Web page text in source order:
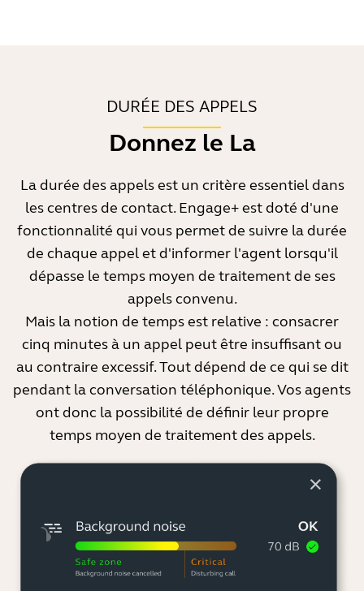
DURÉE DES APPELS
Donnez le La
La durée des appels est un critère essentiel dans
les centres de contact. Engage+ est doté d'une
fonctionnalité qui vous permet de suivre la durée
de chaque appel et d'informer l'agent lorsqu'il
dépasse le temps moyen de traitement de ses
appels convenu.
Mais la notion de temps est relative : consacrer
cinq minutes à un appel peut être insuffisant ou
au contraire excessif. Tout dépend de ce qui se dit
pendant la conversation téléphonique. Vos agents
ont donc la possibilité de définir leur propre
temps moyen de traitement des appels.